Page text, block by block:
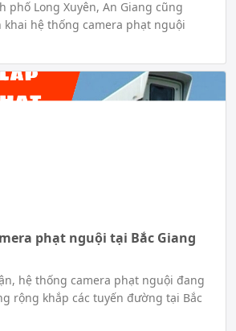
phố Long Xuyên, An Giang cũng
hệ thống camera phạt nguội
phạt nguội tại Bắc Giang
hệ thống camera phạt nguội đang
rộng khắp các tuyến đường tại Bắc